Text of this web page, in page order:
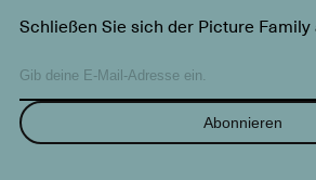
Schließen Sie sich der Picture Family
Abonnieren